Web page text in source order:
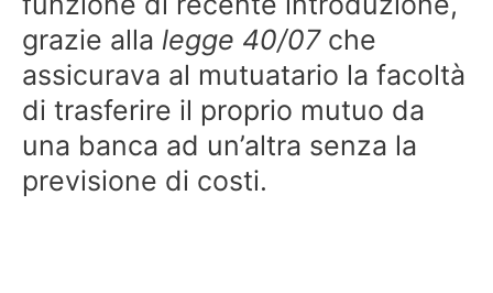
grazie alla legge 40/07che
assicurava al mutuatario la facoltà
di trasferire il proprio mutuo da
una banca ad un’altra senza la
previsione di costi.